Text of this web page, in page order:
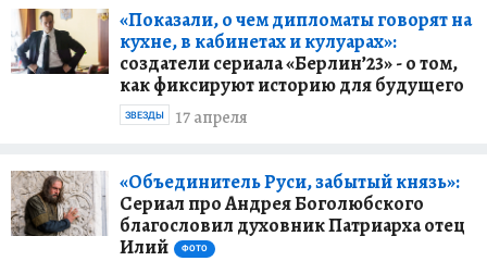
«Показали, о чем дипломаты говорят на
кухне, в кабинетах и кулуарах»:
создатели сериала «Берлин’23» - о том,
как фиксируют историю для будущего
17 апреля
ЗВЕЗДЫ
«Объединитель Руси, забытый князь»:
Сериал про Андрея Боголюбского
благословил духовник Патриарха отец
Илий
ФОТО